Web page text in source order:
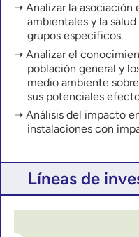
Analizar la asociación
ambientales y la
grupos específicos.
Analizar el
población general y
medio ambiente
sus potenciales
Análisis del impacto
instalaciones con
Líneas de